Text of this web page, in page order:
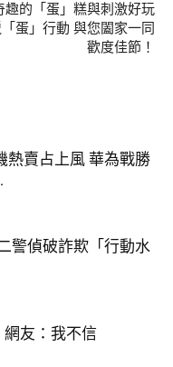
趣的「蛋」糕與刺激好玩
蛋」行動 與您闔家一同
歡度佳節！
熱賣占上風 華為戰勝
警偵破詐欺「行動水
友：我不信